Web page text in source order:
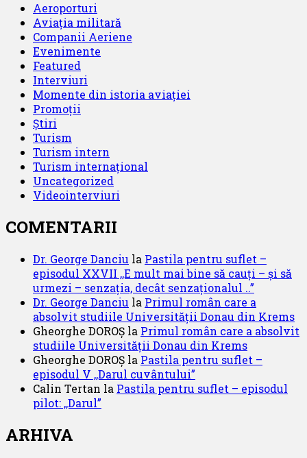
Aeroporturi
Aviația militară
Companii Aeriene
Evenimente
Featured
Interviuri
Momente din istoria aviației
Promoții
Știri
Turism
Turism intern
Turism internațional
Uncategorized
Videointerviuri
COMENTARII
Dr. George Danciu la Pastila pentru suflet –
episodul XXVII ,,E mult mai bine să cauți – și să
urmezi – senzația, decât senzaționalul ..”
Dr. George Danciu la Primul român care a
absolvit studiile Universității Donau din Krems
Gheorghe DOROȘ la Primul român care a absolvit
studiile Universității Donau din Krems
Gheorghe DOROȘ la Pastila pentru suflet –
episodul V ,,Darul cuvântului”
Calin Tertan la Pastila pentru suflet – episodul
pilot: ,,Darul”
ARHIVA